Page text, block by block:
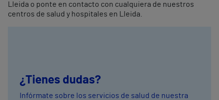
Lleida o ponte en contacto con cualquiera de nuestros
centros de salud y hospitales en Lleida.
¿Tienes dudas?
Infórmate sobre los servicios de salud de nuestra